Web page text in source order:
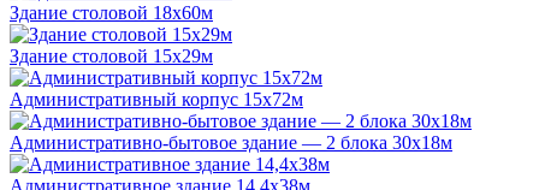
Здание столовой 18x60м
Здание столовой 15x29м
Административный корпус 15x72м
Административно-бытовое здание — 2 блока 30x18м
Административное здание 14,4х38м